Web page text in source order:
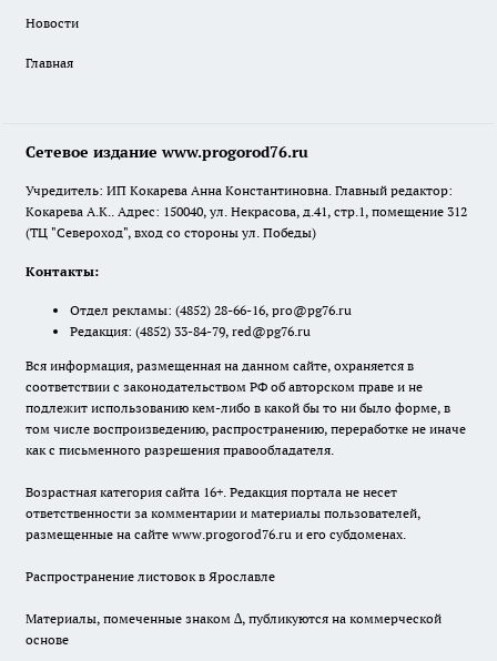
Новости
Главная
Сетевое издание www.progorod76.ru
Учредитель: ИП Кокарева Анна Константиновна. Главный редактор:
Кокарева А.К.. Адрес: 150040, ул. Некрасова, д.41, стр.1, помещение 312
(ТЦ "Североход", вход со стороны ул. Победы)
Контакты:
Отдел рекламы: (4852) 28-66-16, pro@pg76.ru
Редакция: (4852) 33-84-79, red@pg76.ru
Вся информация, размещенная на данном сайте, охраняется в
соответствии с законодательством РФ об авторском праве и не
подлежит использованию кем-либо в какой бы то ни было форме, в
том числе воспроизведению, распространению, переработке не иначе
как с письменного разрешения правообладателя.
Возрастная категория сайта 16+. Редакция портала не несет
ответственности за комментарии и материалы пользователей,
размещенные на сайте www.progorod76.ru и его субдоменах.
Распространение листовок в Ярославле
Материалы, помеченные знаком ∆, публикуются на коммерческой
основе